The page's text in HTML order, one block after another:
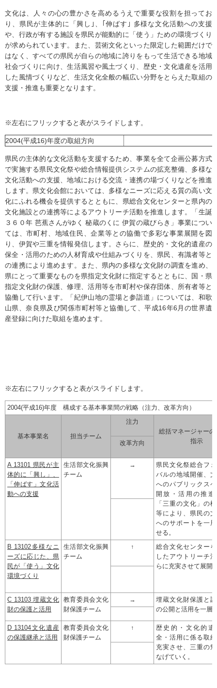
文化は、人々の心の豊かさを高めるうえで重要な役割を担ってお
り、県民が主体的に「興し｣、｢伸ばす｣ 多様な文化活動への支援
や、行政が有する施設を県民が能動的に「使う」ための環境づくり
が求められています。また、芸術文化といった限定した範囲だけで
はなく、すべての県民が自らの地域に誇りをもって生活できる地域
社会づくりに向け、生活風習や風土づくり、歴史・文化遺産を活用
した風情づくりなど、生活文化全般の幅広い分野をとらえた取組の
支援・推進も重要となります。
※左右にフリックすると表がスライドします。
2004(平成16)年度の取組方向
県民の主体的な文化活動を支援するため、事業を全て企画公募方式
で実施する県民文化祭や総合情報提供システムの拡充整備、多様な
文化活動への支援、地域における交流・連携の場づくりなどを推進
します。県文化会館においては、多様なニーズに応える質の高い文
化にふれる機会を提供するとともに、県総合文化センターと県内の
文化施設との連携等によるアウトリーチ活動を推進します。「生誕
３６０年 芭蕉さんがゆく 秘蔵のくに 伊賀の蔵びらき」事業につい
ては、市町村、地域住民、企業等との協働で多彩な事業展開を図
り、伊賀や三重を情報発信します。さらに、歴史的・文化的遺産の
保全・活用のための人材育成や仕組みづくりを、県民、有識者等と
の連携により進めます。また、県内の多様な文化財の調査を進め、
県にとって重要なものを県指定文化財に指定するとともに、国・県
指定文化財の保護、修理、活用等を市町村や保存団体、所有者等と
協働して行います。「紀伊山地の霊場と参詣道」については、和歌
山県、奈良県及び関係市町村等と協働して、平成16年6月の世界遺
産登録に向けた取組を進めます。
※左右にフリックすると表がスライドします。
2004(平成16)年度 構成する基本事業間の戦略（注力、改革方向）
基本事業名 担当チーム
注力
総括マネージャーの
指示
改革方向
A 13101 県民が主
体的に「興し」、
「伸ばす」文化活
動への支援
生活部文化振興
チーム
→
県民文化祭総合フ
バルの地域開催、
へのパブリックス
開放・活用の推進
「三重の文化」の
等により、県民の
へのサポートを一
せる。
B 13102多様なニ
ーズに応じた、県
民が「使う」文化
環境づくり
生活部文化振興
チーム
↑
総合文化センター
したアウトリーチ
らに充実させて展開
C 13103 埋蔵文化
財の保護と活用
教育委員会文化
財保護チーム
→
埋蔵文化財保護と
の公開と活用を一層
D 13104文化遺産
の保護継承と活用
教育委員会文化
財保護チーム
↑
歴史的・文化的遺
全・活用に係る取
充実させ、三重の
なげていく。